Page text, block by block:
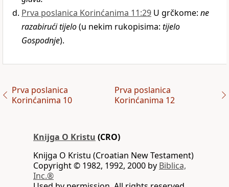
Prva poslanica Korinćanima 11:29 U grčkome: ne
razabirući tijelo(u nekim rukopisima: tijelo
Gospodnje).
Prva poslanica
Korinćanima 10
Prva poslanica
Korinćanima 12
Knijga O Kristu (CRO)
Knijga O Kristu (Croatian New Testament)
Copyright © 1982, 1992, 2000 by Biblica,
Inc.®